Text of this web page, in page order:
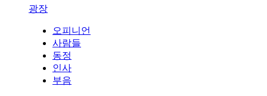
광장
오피니언
사람들
동정
인사
부음